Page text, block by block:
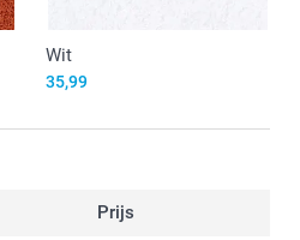
Wit
35,99
Prijs